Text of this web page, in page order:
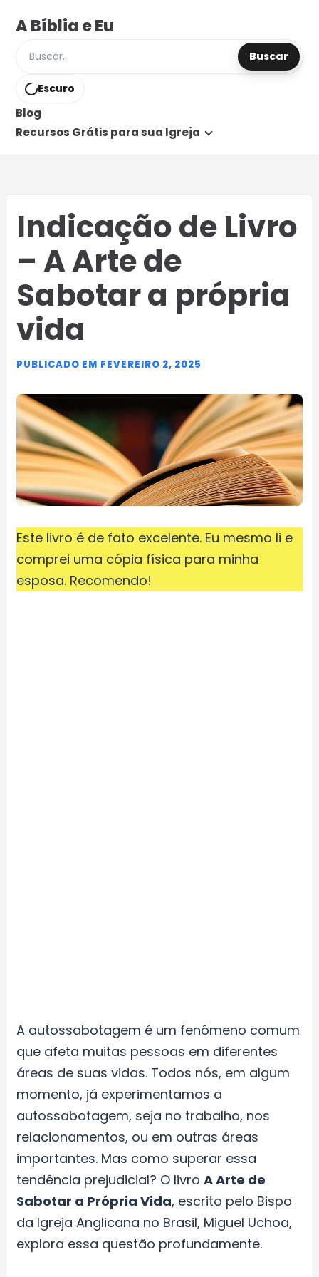
A Bíblia e Eu
Buscar posts e páginas
Buscar
Escuro
Blog
Recursos Grátis para sua Igreja
Indicação de Livro
– A Arte de
Sabotar a própria
vida
PUBLICADO EM FEVEREIRO 2, 2025
Este livro é de fato excelente. Eu mesmo li e
comprei uma cópia física para minha
esposa. Recomendo!
A autossabotagem é um fenômeno comum
que afeta muitas pessoas em diferentes
áreas de suas vidas. Todos nós, em algum
momento, já experimentamos a
autossabotagem, seja no trabalho, nos
relacionamentos, ou em outras áreas
importantes. Mas como superar essa
tendência prejudicial? O livro A Arte de
Sabotar a Própria Vida, escrito pelo Bispo
da Igreja Anglicana no Brasil, Miguel Uchoa,
explora essa questão profundamente.